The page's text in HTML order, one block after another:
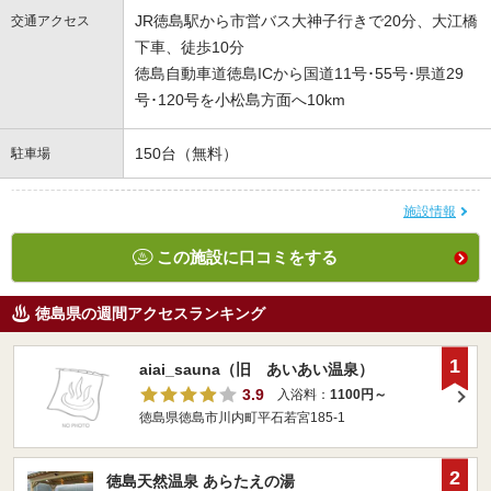
交通アクセス
JR徳島駅から市営バス大神子行きで20分、大江橋
下車、徒歩10分
徳島自動車道徳島ICから国道11号･55号･県道29
号･120号を小松島方面へ10km
駐車場 150台（無料）
施設情報
この施設に口コミをする
徳島県の週間アクセスランキング
aiai_sauna（旧 あいあい温泉）
3.9
入浴料： 1100円～
徳島県徳島市川内町平石若宮185-1
1
徳島天然温泉 あらたえの湯
2